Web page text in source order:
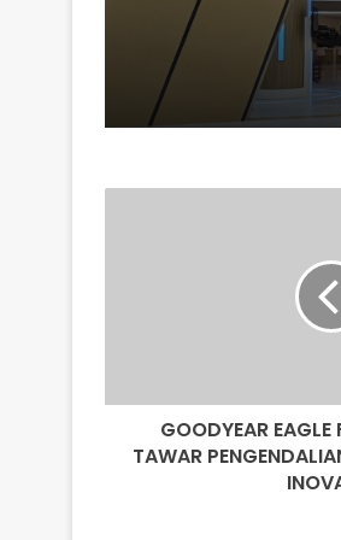
BAIK,
INOVATIF
GOODYEAR
TAWAR